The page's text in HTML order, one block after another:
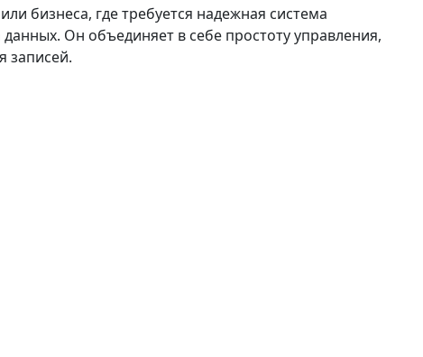
бизнеса, где требуется надежная система
Он объединяет в себе простоту управления,
записей.